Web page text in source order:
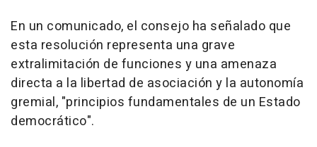
En un comunicado, el consejo ha señalado que
esta resolución representa una grave
extralimitación de funciones y una amenaza
directa a la libertad de asociación y la autonomía
gremial, "principios fundamentales de un Estado
democrático".